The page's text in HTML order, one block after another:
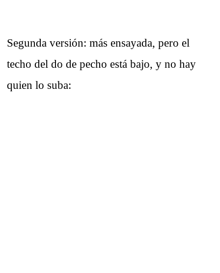
Segunda versión: más ensayada, pero el
techo del do de pecho está bajo, y no hay
quien lo suba: